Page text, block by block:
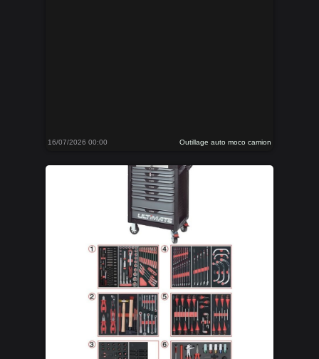
16/07/2026 00:00 Outillage auto moco camion